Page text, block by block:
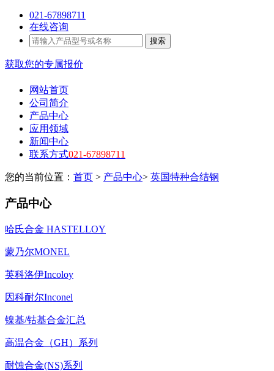
021-67898711
在线咨询
搜索
获取您的专属报价
网站首页
公司简介
产品中心
应用领域
新闻中心
联系方式021-67898711
您的当前位置： 首页 > 产品中心> 英国特种合结钢
产品中心
哈氏合金 HASTELLOY
蒙乃尔MONEL
英科洛伊Incoloy
因科耐尔Inconel
镍基/钴基合金汇总
高温合金（GH）系列
耐蚀合金(NS)系列